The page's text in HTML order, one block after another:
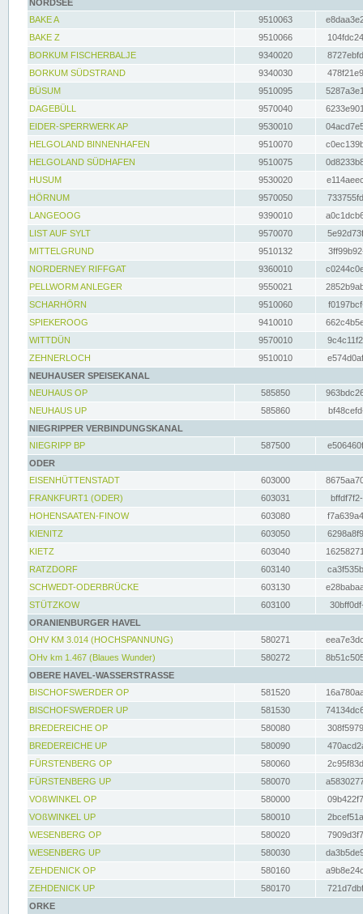
NORDSEE
BAKE A
9510063
BAKE Z
9510066
BORKUM FISCHERBALJE
9340020
BORKUM SÜDSTRAND
9340030
BÜSUM
9510095
DAGEBÜLL
9570040
EIDER-SPERRWERK AP
9530010
HELGOLAND BINNENHAFEN
9510070
HELGOLAND SÜDHAFEN
9510075
HUSUM
9530020
HÖRNUM
9570050
LANGEOOG
9390010
LIST AUF SYLT
9570070
MITTELGRUND
9510132
NORDERNEY RIFFGAT
9360010
PELLWORM ANLEGER
9550021
SCHARHÖRN
9510060
SPIEKEROOG
9410010
WITTDÜN
9570010
ZEHNERLOCH
9510010
NEUHAUSER SPEISEKANAL
NEUHAUS OP
585850
NEUHAUS UP
585860
NIEGRIPPER VERBINDUNGSKANAL
NIEGRIPP BP
587500
ODER
EISENHÜTTENSTADT
603000
FRANKFURT1 (ODER)
603031
HOHENSAATEN-FINOW
603080
KIENITZ
603050
KIETZ
603040
RATZDORF
603140
SCHWEDT-ODERBRÜCKE
603130
STÜTZKOW
603100
ORANIENBURGER HAVEL
OHV KM 3.014 (HOCHSPANNUNG)
580271
OHv km 1.467 (Blaues Wunder)
580272
OBERE HAVEL-WASSERSTRASSE
BISCHOFSWERDER OP
581520
BISCHOFSWERDER UP
581530
BREDEREICHE OP
580080
BREDEREICHE UP
580090
FÜRSTENBERG OP
580060
FÜRSTENBERG UP
580070
VOßWINKEL OP
580000
VOßWINKEL UP
580010
WESENBERG OP
580020
WESENBERG UP
580030
ZEHDENICK OP
580160
ZEHDENICK UP
580170
ORKE